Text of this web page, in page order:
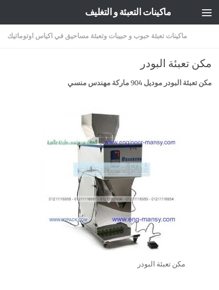
ماكينات التعبئة و التغليف
ماكينات تعبئة حبوب و حبيبات وتعبئة مساحيق في اكياس اوتوماتيك
مكن تعبئة البودر
مكن تعبئة البودر موديل 904 ماركة مهندس منسي
مكن تعبئة البودر